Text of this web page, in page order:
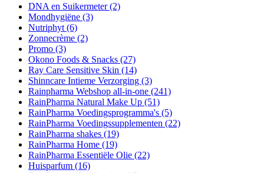
DNA en Suikermeter(2)
Mondhygiëne (3)
Nutriphyt (6)
Zonnecrème (2)
Promo (3)
Okono Foods & Snacks (27)
Ray Care Sensitive Skin (14)
Shinncare Intieme Verzorging (3)
Rainpharma Webshop all-in-one (241)
RainPharma Natural Make Up (51)
RainPharma Voedingsprogramma's (5)
RainPharma Voedingssupplementen (22)
RainPharma shakes (19)
RainPharma Home (19)
RainPharma Essentiële Olie (22)
Huisparfum (16)